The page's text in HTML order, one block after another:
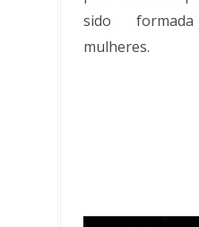
sido
mulheres.